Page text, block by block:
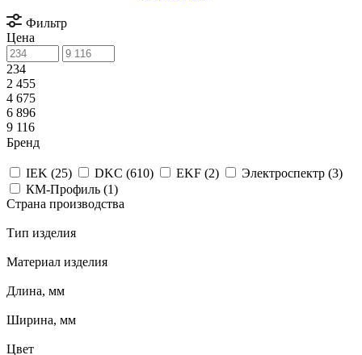
Фильтр
Цена
234
2 455
4 675
6 896
9 116
Бренд
IEK (25) DKC (610) EKF (2) Электроспектр (3)
КМ-Профиль (1)
Страна производства
Тип изделия
Материал изделия
Длина, мм
Ширина, мм
Цвет